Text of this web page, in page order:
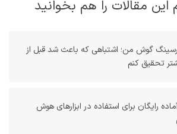
این مقالات را هم بخوانید
گوش من؛ اشتباهی که باعث شد قبل از
تحقیق کنم
رایگان برای استفاده در ابزارهای هوش